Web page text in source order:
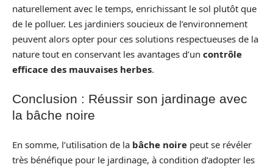
naturellement avec le temps, enrichissant le sol plutôt que
de le polluer. Les jardiniers soucieux de l’environnement
peuvent alors opter pour ces solutions respectueuses de la
nature tout en conservant les avantages d’un contrôle
efficace des mauvaises herbes.
Conclusion : Réussir son jardinage avec
la bâche noire
En somme, l’utilisation de la bâche noire peut se révéler
très bénéfique pour le jardinage, à condition d’adopter les